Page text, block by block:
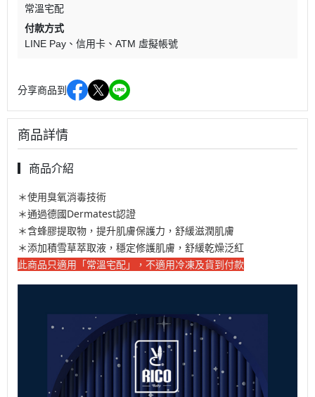
常溫宅配
付款方式
LINE Pay
信用卡 ATM 虛擬帳號
分享商品到
商品詳情
▎商品介紹
＊使用臭氧消毒技術
＊通過德國Dermatest認證
＊含蜂膠提取物，提升肌膚保護力，舒緩滋潤肌膚
＊添加積雪草萃取液，穩定修護肌膚，舒緩乾燥泛紅
此商品只適用「常溫宅配」，不適用冷凍及貨到付款